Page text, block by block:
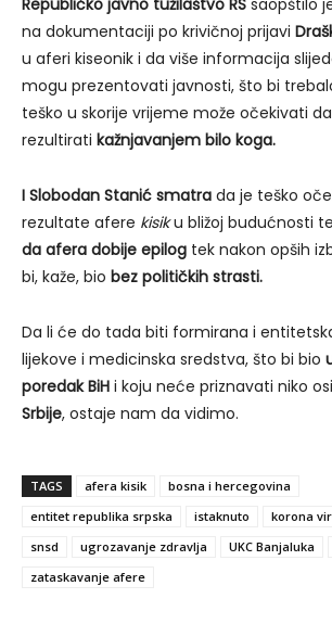
na dokumentaciji po krivičnoj prijavi
u aferi kiseonik i da više informacija
mogu prezentovati javnosti, što bi
teško u skorije vrijeme može očekivati
rezultirati kažnjavanjem bilo koga.
I Slobodan Stanić smatra da je teško
rezultate afere kisiku bližoj budućnosti
da afera dobije epilog tek nakon opših
bi, kaže, bio bez političkih strasti.
Da li će do tada biti formirana i
lijekove i medicinska sredstva, što bi bio
poredak BiH i koju neće priznavati niko
Srbije, ostaje nam da vidimo.
TAGS afera kisik
bosna i hercegovina
entitet republika srpska
istaknuto korona
snsd
ugrozavanje zdravlja UKC Banjaluka
zataskavanje afere